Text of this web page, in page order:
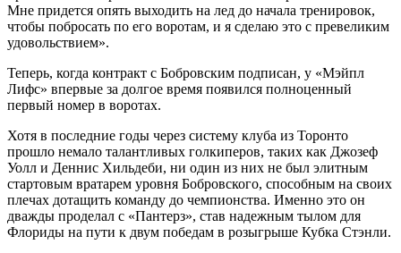
Мне придется опять выходить на лед до начала тренировок,
чтобы побросать по его воротам, и я сделаю это с превеликим
удовольствием».
Теперь, когда контракт с Бобровским подписан, у «Мэйпл
Лифс» впервые за долгое время появился полноценный
первый номер в воротах.
Хотя в последние годы через систему клуба из Торонто
прошло немало талантливых голкиперов, таких как Джозеф
Уолл и Деннис Хильдеби, ни один из них не был элитным
стартовым вратарем уровня Бобровского, способным на своих
плечах дотащить команду до чемпионства. Именно это он
дважды проделал с «Пантерз», став надежным тылом для
Флориды на пути к двум победам в розыгрыше Кубка Стэнли.